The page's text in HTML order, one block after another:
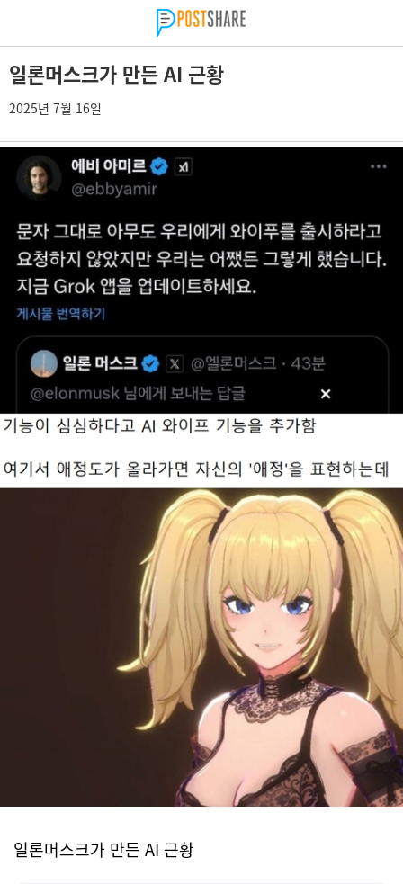
일론머스크가 만든 AI 근황
2025년 7월 16일
일론머스크가 만든 AI 근황